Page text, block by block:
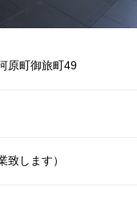
原町御旅町49
致します）